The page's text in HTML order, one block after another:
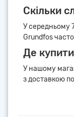
Скільки
У середньому
Grundfos
Де
У нашому
з доставкою по